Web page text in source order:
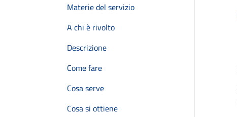
Materie del servizio
A chi è rivolto
Descrizione
Come fare
Cosa serve
Cosa si ottiene